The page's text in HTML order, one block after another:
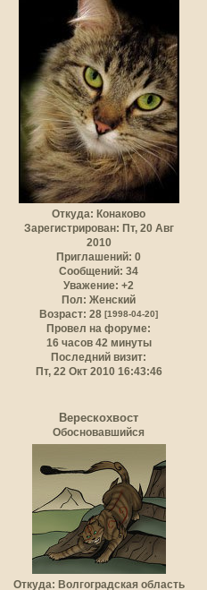
Откуда: Конаково
Зарегистрирован: Пт, 20 Авг
2010
Приглашений: 0
Сообщений: 34
Уважение: +2
Пол: Женский
Возраст: 28[1998-04-20]
Провел на форуме:
16 часов 42 минуты
Последний визит:
Пт, 22 Окт 2010 16:43:46
Верескохвост
Обосновавшийся
Откуда: Волгоградская область